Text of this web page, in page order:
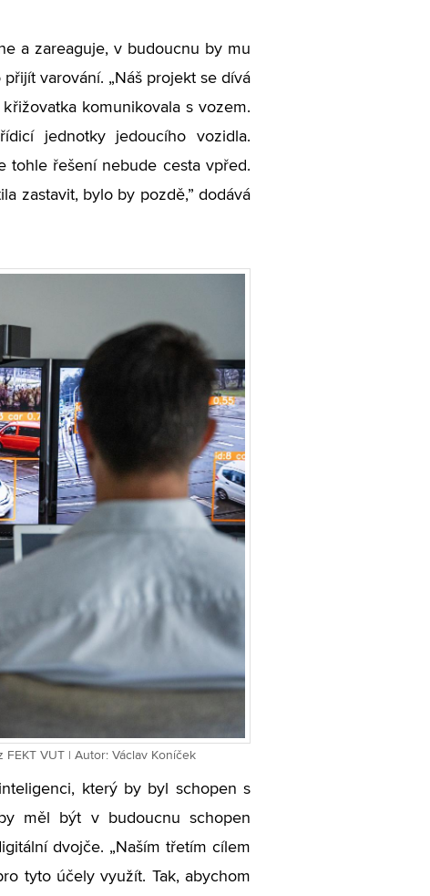
a zareaguje, v budoucnu by mu
varování. „Náš projekt se dívá
komunikovala s vozem.
jednotky jedoucího vozidla.
tohle řešení nebude cesta vpřed.
zastavit, bylo by pozdě,” dodává
VUT | Autor: Václav Koníček
který by byl schopen s
měl být v budoucnu schopen
dvojče. „Naším třetím cílem
tyto účely využít. Tak, abychom